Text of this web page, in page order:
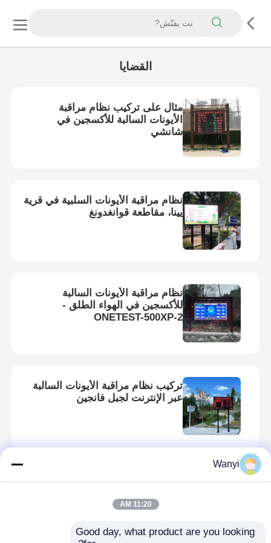
القضايا
مثال على تركيب نظام مراقبة
الأيونات السالبة للأكسجين في
شانشي
نظام مراقبة الأيونات السلبية في قرية
يينا، مقاطعة قوانغدونغ
نظام مراقبة الأيونات السالبة
للأكسجين في الهواء الطلق -
ONETEST-500XP-2
تركيب نظام مراقبة الأيونات السالبة
عبر الإنترنت لجبل فانجين
Wanyi
11:20 AM
Good day, what product are you looking